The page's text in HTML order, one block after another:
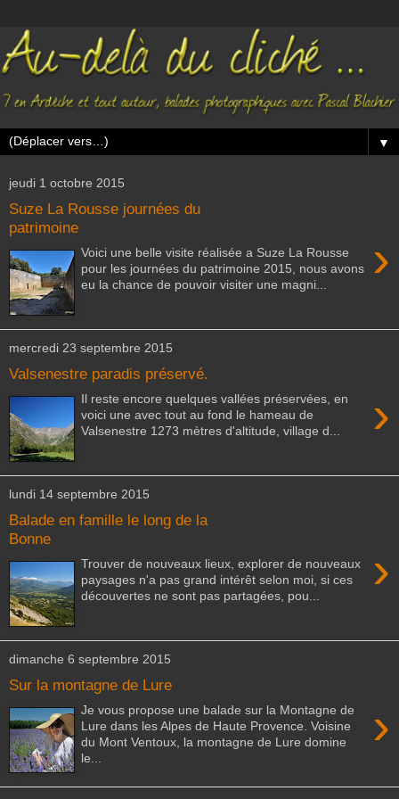
▼
jeudi 1 octobre 2015
Suze La Rousse journées du
patrimoine
›
Voici une belle visite réalisée a Suze La Rousse
pour les journées du patrimoine 2015, nous avons
eu la chance de pouvoir visiter une magni...
mercredi 23 septembre 2015
Valsenestre paradis préservé.
›
Il reste encore quelques vallées préservées, en
voici une avec tout au fond le hameau de
Valsenestre 1273 mètres d'altitude, village d...
lundi 14 septembre 2015
Balade en famille le long de la
Bonne
›
Trouver de nouveaux lieux, explorer de nouveaux
paysages n'a pas grand intérêt selon moi, si ces
découvertes ne sont pas partagées, pou...
dimanche 6 septembre 2015
Sur la montagne de Lure
›
Je vous propose une balade sur la Montagne de
Lure dans les Alpes de Haute Provence. Voisine
du Mont Ventoux, la montagne de Lure domine
le...